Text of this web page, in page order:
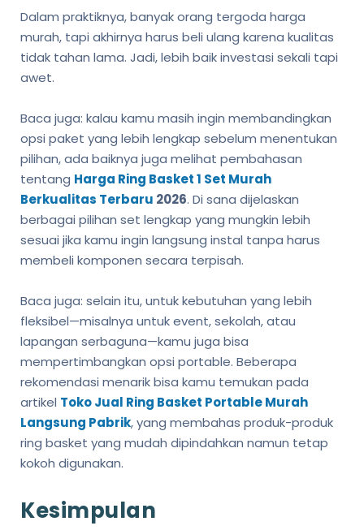
Dalam praktiknya, banyak orang tergoda harga
murah, tapi akhirnya harus beli ulang karena kualitas
tidak tahan lama. Jadi, lebih baik investasi sekali tapi
awet.
Baca juga: kalau kamu masih ingin membandingkan
opsi paket yang lebih lengkap sebelum menentukan
pilihan, ada baiknya juga melihat pembahasan
tentang Harga Ring Basket 1 Set Murah
Berkualitas Terbaru 2026. Di sana dijelaskan
berbagai pilihan set lengkap yang mungkin lebih
sesuai jika kamu ingin langsung instal tanpa harus
membeli komponen secara terpisah.
Baca juga: selain itu, untuk kebutuhan yang lebih
fleksibel—misalnya untuk event, sekolah, atau
lapangan serbaguna—kamu juga bisa
mempertimbangkan opsi portable. Beberapa
rekomendasi menarik bisa kamu temukan pada
artikel Toko Jual Ring Basket Portable Murah
Langsung Pabrik, yang membahas produk-produk
ring basket yang mudah dipindahkan namun tetap
kokoh digunakan.
Kesimpulan